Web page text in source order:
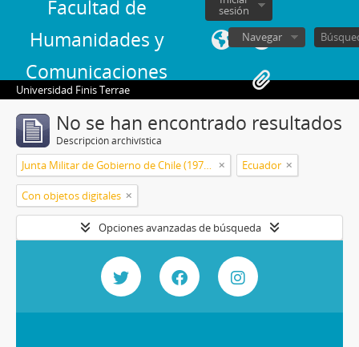
Facultad de
Humanidades y
Comunicaciones
sesión
Navegar
Universidad Finis Terrae
No se han encontrado resultados
Descripción archivística
Junta Militar de Gobierno de Chile (1973-1990) Ecuador
Con objetos digitales
Opciones avanzadas de búsqueda